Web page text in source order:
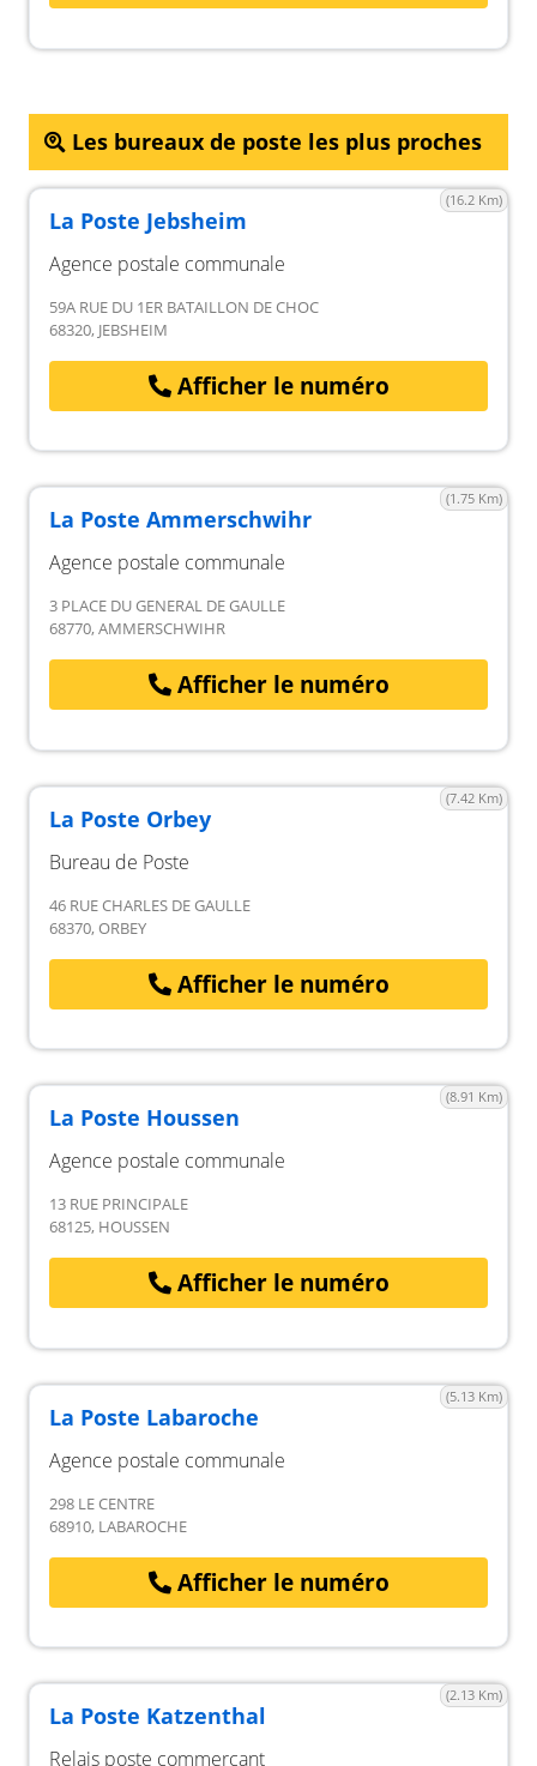
Les bureaux de poste les plus proches
(16.2 Km)
La Poste Jebsheim
Agence postale communale
59A RUE DU 1ER BATAILLON DE CHOC
68320, JEBSHEIM
Afficher le numéro
(1.75 Km)
La Poste Ammerschwihr
Agence postale communale
3 PLACE DU GENERAL DE GAULLE
68770, AMMERSCHWIHR
Afficher le numéro
(7.42 Km)
La Poste Orbey
Bureau de Poste
46 RUE CHARLES DE GAULLE
68370, ORBEY
Afficher le numéro
(8.91 Km)
La Poste Houssen
Agence postale communale
13 RUE PRINCIPALE
68125, HOUSSEN
Afficher le numéro
(5.13 Km)
La Poste Labaroche
Agence postale communale
298 LE CENTRE
68910, LABAROCHE
Afficher le numéro
(2.13 Km)
La Poste Katzenthal
Relais poste commerçant